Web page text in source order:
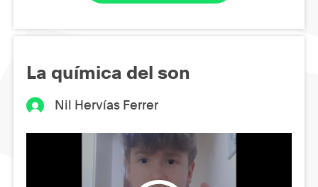
La química del son
Nil Hervías Ferrer